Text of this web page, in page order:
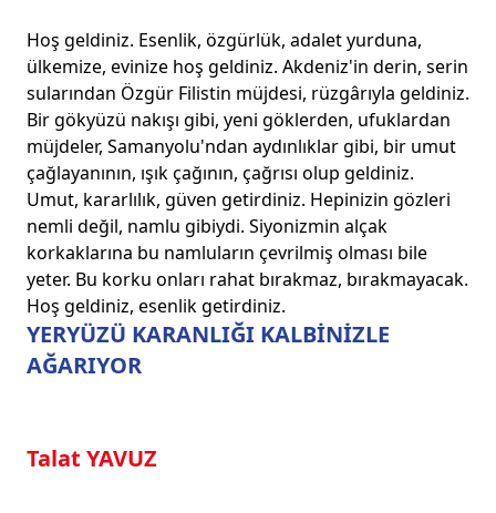
YERYÜZÜ KARANLIĞI KALBİNİZLE
AĞARIYOR
Talat YAVUZ
Hoş geldiniz. Esenlik, özgürlük, adalet yurduna,
ülkemize, evinize hoş geldiniz. Akdeniz'in derin, serin
sularından Özgür Filistin müjdesi, rüzgârıyla geldiniz.
Bir gökyüzü nakışı gibi, yeni göklerden, ufuklardan
müjdeler, Samanyolu'ndan aydınlıklar gibi, bir umut
çağlayanının, ışık çağının, çağrısı olup geldiniz.
Umut, kararlılık, güven getirdiniz. Hepinizin gözleri
nemli değil, namlu gibiydi. Siyonizmin alçak
korkaklarına bu namluların çevrilmiş olması bile
yeter. Bu korku onları rahat bırakmaz, bırakmayacak.
Hoş geldiniz, esenlik getirdiniz.